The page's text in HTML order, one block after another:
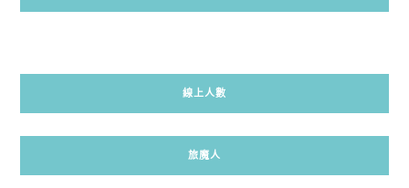
線上人數
旅魔人